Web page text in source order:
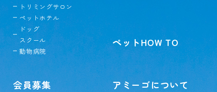
トリミングサロン
ペットホテル
ドッグ
スクール
動物病院
ペットHOW TO
会員募集 アミーゴについて